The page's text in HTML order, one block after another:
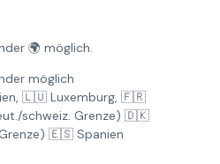
🌍 möglich.
möglich
🇱🇺 Luxemburg, 🇫🇷
schweiz. Grenze) 🇩🇰
🇪🇸 Spanien